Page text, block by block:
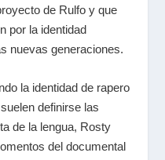
de Rulfo y que
por la identidad
nuevas generaciones.
la identidad de rapero
definirse las
de la lengua, Rosty
del documental